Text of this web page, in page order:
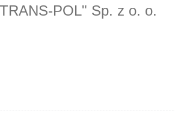
POL" Sp. z o. o.